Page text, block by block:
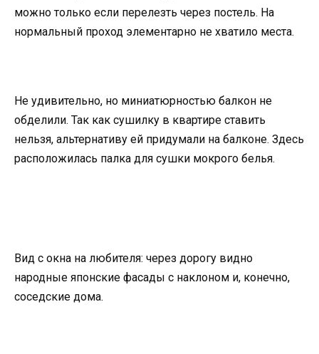
можно только если перелезть через постель. На
нормальный проход элементарно не хватило места.
Не удивительно, но миниатюрностью балкон не
обделили. Так как сушилку в квартире ставить
нельзя, альтернативу ей придумали на балконе. Здесь
расположилась палка для сушки мокрого белья.
Вид с окна на любителя: через дорогу видно
народные японские фасады с наклоном и, конечно,
соседские дома.